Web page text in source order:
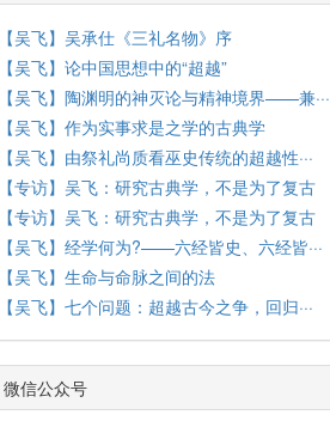
【吴飞】吴承仕《三礼名物》序
【吴飞】论中国思想中的“超越”
【吴飞】陶渊明的神灭论与精神境界——兼···
【吴飞】作为实事求是之学的古典学
【吴飞】由祭礼尚质看巫史传统的超越性···
【专访】吴飞：研究古典学，不是为了复古
【专访】吴飞：研究古典学，不是为了复古
【吴飞】经学何为?——六经皆史、六经皆···
【吴飞】生命与命脉之间的法
【吴飞】七个问题：超越古今之争，回归···
微信公众号